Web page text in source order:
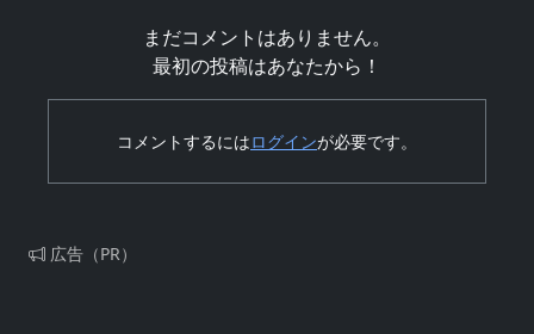
まだコメントはありません。
最初の投稿はあなたから！
コメントするにはログインが必要です。
広告（PR）